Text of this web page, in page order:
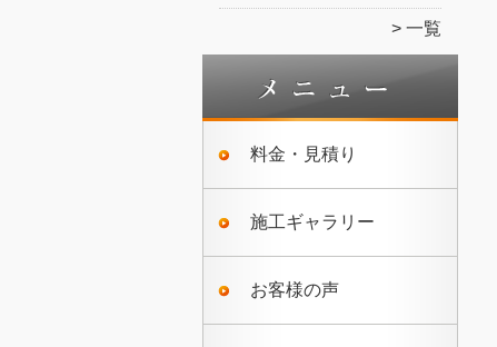
一覧
料金・見積り
施工ギャラリー
お客様の声